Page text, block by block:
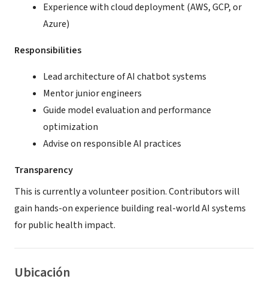
Experience with cloud deployment (AWS, GCP, or
Azure)
Responsibilities
Lead architecture of AI chatbot systems
Mentor junior engineers
Guide model evaluation and performance
optimization
Advise on responsible AI practices
Transparency
This is currently a volunteer position. Contributors will
gain hands-on experience building real-world AI systems
for public health impact.
Ubicación